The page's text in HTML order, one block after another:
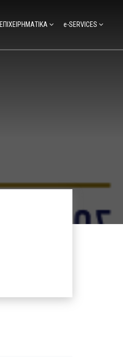
ΕΠΙΧΕΙΡΗΜΑΤΙΚΑ e-SERVICES